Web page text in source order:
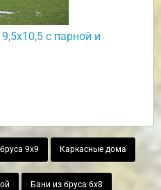
с парной и
9х9 Каркасные дома
Бани из бруса 6х8